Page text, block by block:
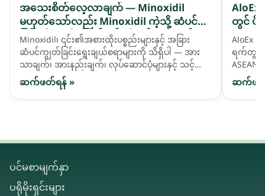
အသေးစိတ်လေ့လာချက် — Minoxidil
မဟုတ်သော်လည်း Minoxidil ကဲ့သို့ ဆံပင်ကျဲ
ခြင်းကို ကူညီဖြေရှင်းရန် တီထွင်ထားသည့် ဓာ
တုဆေးဖော်ဝါ activatives များ
Minoxidil၊ ၎င်း၏အစားထိုးပစ္စည်းများနှင့် အခြား
ဆံပင်ကျွတ်ခြင်းရွေးချယ်စရာများကို သိရှိပါ — အား
သာချက်၊ အားနည်းချက်၊ လုပ်ဆောင်ပုံများနှင့် သင့်
ဆံပင်လိုအပ်ချက်နှင့် ကိုက်ညီသည်ကို မည်သို့ရွေးချယ်
ရမည်ကို နှိုင်းယှဉ်ကြည့်ပါ။
ဆက်ဖတ်ရန် »
AloEx
တွင် ဖိ
AloEx
ရက်တွင်
နိုင်ငံခြ
ဆက်ဖတ်
ပင်မစာမျက်နှာ
ပရိုမိုးရှင်းများ